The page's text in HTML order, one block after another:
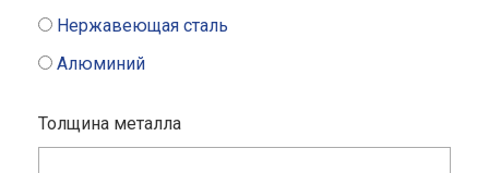
Нержавеющая сталь
Алюминий
Толщина металла